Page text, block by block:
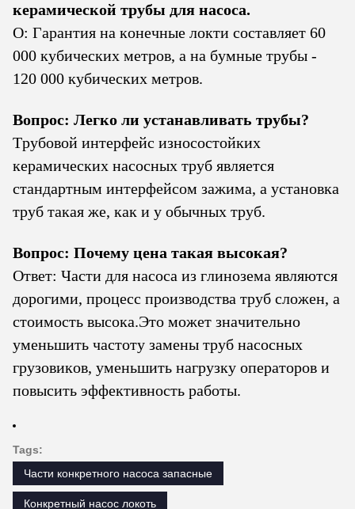
керамической трубы для насоса.
О: Гарантия на конечные локти составляет 60
000 кубических метров, а на бумные трубы -
120 000 кубических метров.
Вопрос: Легко ли устанавливать трубы?
Трубовой интерфейс износостойких
керамических насосных труб является
стандартным интерфейсом зажима, а установка
труб такая же, как и у обычных труб.
Вопрос: Почему цена такая высокая?
Ответ: Части для насоса из глинозема являются
дорогими, процесс производства труб сложен, а
стоимость высока.Это может значительно
уменьшить частоту замены труб насосных
грузовиков, уменьшить нагрузку операторов и
повысить эффективность работы.
Tags:
Части конкретного насоса запасные
Конкретный насос локоть